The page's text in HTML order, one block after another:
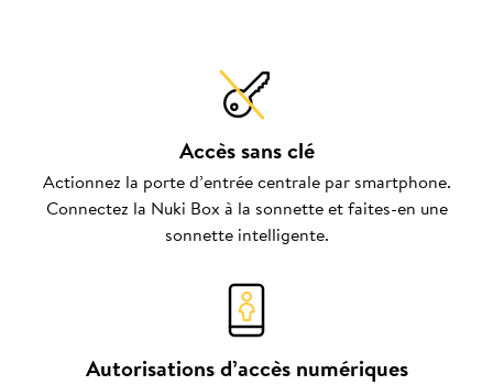
Accès sans clé
Actionnez la porte d’entrée centrale par smartphone.
Connectez la Nuki Box à la sonnette et faites-en une
sonnette intelligente.
Autorisations d’accès numériques